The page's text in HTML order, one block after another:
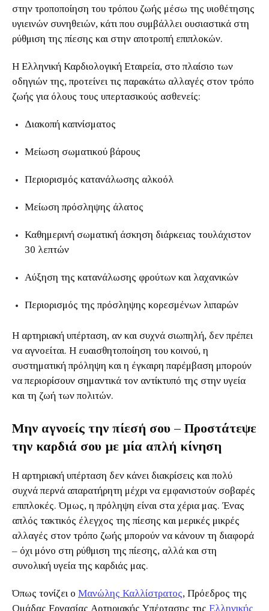
στην τροποποίηση του τρόπου ζωής μέσω της υιοθέτησης
υγιεινών συνηθειών, κάτι που συμβάλλει ουσιαστικά στη
ρύθμιση της πίεσης και στην αποτροπή επιπλοκών.
Η Ελληνική Καρδιολογική Εταιρεία, στο πλαίσιο των
οδηγιών της, προτείνει τις παρακάτω αλλαγές στον τρόπο
ζωής για όλους τους υπερτασικούς ασθενείς:
Διακοπή καπνίσματος
Μείωση σωματικού βάρους
Περιορισμός κατανάλωσης αλκοόλ
Μείωση πρόσληψης άλατος
Καθημερινή σωματική άσκηση διάρκειας τουλάχιστον
30 λεπτών
Αύξηση της κατανάλωσης φρούτων και λαχανικών
Περιορισμός της πρόσληψης κορεσμένων λιπαρών
Η αρτηριακή υπέρταση, αν και συχνά σιωπηλή, δεν πρέπει
να αγνοείται. Η ευαισθητοποίηση του κοινού, η
συστηματική πρόληψη και η έγκαιρη παρέμβαση μπορούν
να περιορίσουν σημαντικά τον αντίκτυπό της στην υγεία
και τη ζωή των πολιτών.
Μην αγνοείς την πίεσή σου – Προστάτεψε
την καρδιά σου με μία απλή κίνηση
Η αρτηριακή υπέρταση δεν κάνει διακρίσεις και πολύ
συχνά περνά απαρατήρητη μέχρι να εμφανιστούν σοβαρές
επιπλοκές. Όμως, η πρόληψη είναι στα χέρια μας. Ένας
απλός τακτικός έλεγχος της πίεσης και μερικές μικρές
αλλαγές στον τρόπο ζωής μπορούν να κάνουν τη διαφορά
– όχι μόνο στη ρύθμιση της πίεσης, αλλά και στη
συνολική υγεία της καρδιάς μας.
Όπως τονίζει ο Μανώλης Καλλίστρατος, Πρόεδρος της
Ομάδας Εργασίας Αρτηριακής Υπέρτασης της Ελληνικής